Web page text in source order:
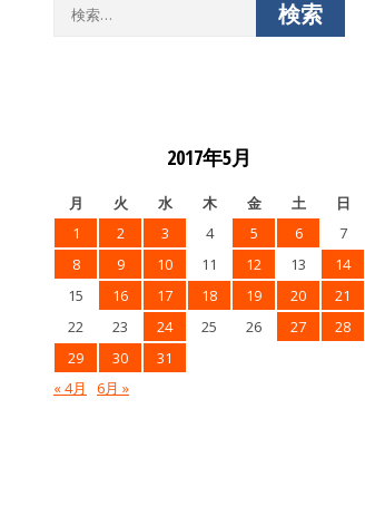
2017年5月
月 火 水 木 金 土
日
1
2 3 4 5 6
7
8
9 10 11 12 13
14
15
16 17 18 19 20
21
22
23 24 25 26 27
28
29
30
31
« 4月
6月 »